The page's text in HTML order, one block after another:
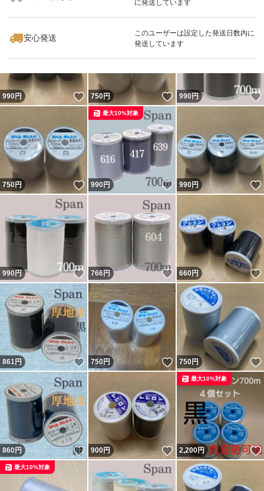
に発送しています
安心発送
このユーザーは設定した発送日数内に
発送しています
いいね！
990
990円 いいね！
750円 いいね！
990円
750円 いいね！
990円 いいね！
最大10%対象
990円
990円 いいね！
766円 いいね！
660円
861円 いいね！
750円 いいね！
750円
860円 いいね！
900円 いいね！
2,200円
最大10%対象
最大10%対象